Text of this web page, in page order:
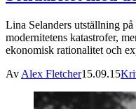
Lina Selanders utställning
modernitetens katastrofer,
ekonomisk rationalitet och
Av Alex Fletcher15.09.15